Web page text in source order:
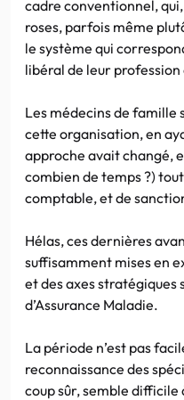
cadre conventionnel, qui,
roses, parfois même
le système qui
libéral de leur profession
Les médecins de famille
cette organisation, en
approche avait changé,
combien de temps ?)
comptable, et de
Hélas, ces dernières
suffisamment mises en
et des axes stratégiques
d’Assurance Maladie.
La période n’est pas
reconnaissance des
coup sûr, semble difficile